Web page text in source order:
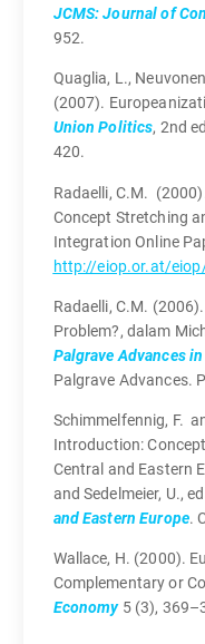
JCMS: Journal of
952.
Quaglia, L.,
(2007).
Union Politics, 2nd
420.
Radaelli, C.M.
Concept Stretching
Integration Online
http://eiop.or.at/
Radaelli, C.M.
Problem?, dalam
Palgrave Advances
Palgrave Advances.
Schimmelfennig, F.
Introduction:
Central and Eastern
and Sedelmeier, U.,
and Eastern Europe.
Wallace, H. (2000).
Complementary or
Economy5 (3),